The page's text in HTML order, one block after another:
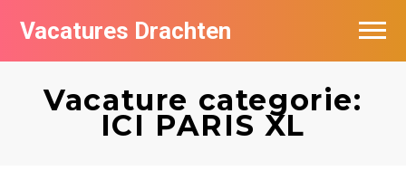
Vacatures Drachten
Vacature categorie:
ICI PARIS XL
Vacatures per bedrijf in Drachten
De populairste vacatures in Drachten